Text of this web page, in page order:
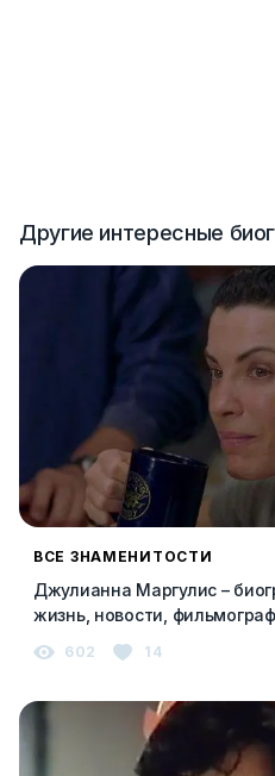
Другие интересные
ВСЕ ЗНАМЕНИТОСТИ
Джулианна Маргулис –
жизнь, новости,
602 14